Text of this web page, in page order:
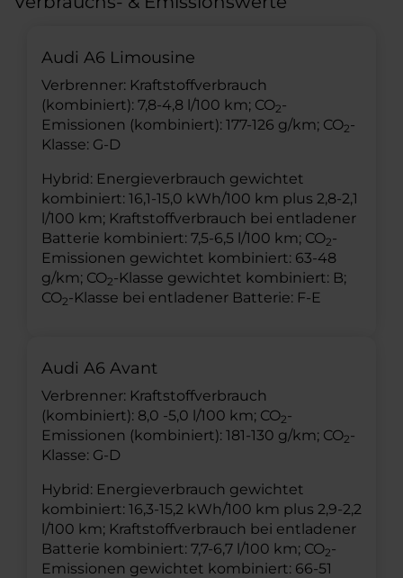
Audi A6 Limousine
Verbrenner: Kraftstoffverbrauch
(kombiniert): 7,8-4,8 l/100 km; CO2-
Emissionen (kombiniert): 177-126 g/km; CO2-
Klasse: G-D
Hybrid: Energieverbrauch gewichtet
kombiniert: 16,1-15,0 kWh/100 km plus 2,8-2,1
l/100 km; Kraftstoffverbrauch bei entladener
Batterie kombiniert: 7,5-6,5 l/100 km; CO2-
Emissionen gewichtet kombiniert: 63-48
g/km; CO2-Klasse gewichtet kombiniert: B;
CO2-Klasse bei entladener Batterie: F-E
Audi A6 Avant
Verbrenner: Kraftstoffverbrauch
(kombiniert): 8,0 -5,0 l/100 km; CO2-
Emissionen (kombiniert): 181-130 g/km; CO2-
Klasse: G-D
Hybrid: Energieverbrauch gewichtet
kombiniert: 16,3-15,2 kWh/100 km plus 2,9-2,2
l/100 km; Kraftstoffverbrauch bei entladener
Batterie kombiniert: 7,7-6,7 l/100 km; CO2-
Emissionen gewichtet kombiniert: 66-51